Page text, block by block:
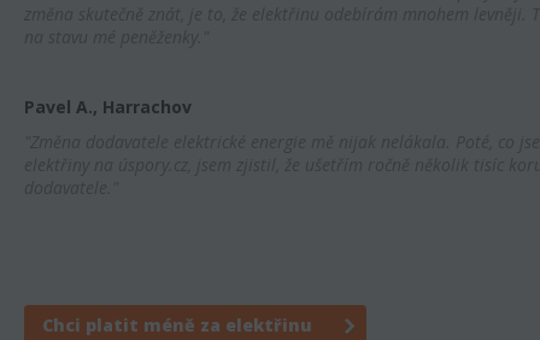
Pavel A., Harrachov
Chci platit méně za elektřinu